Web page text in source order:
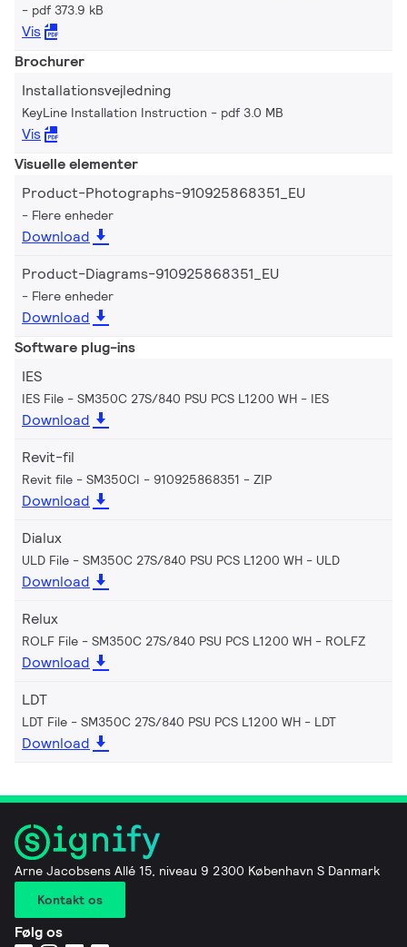
pdf 373.9 kB
Vis
Brochurer
Installationsvejledning
KeyLine Installation Instruction pdf 3.0 MB
Vis
Visuelle elementer
Product-Photographs-910925868351_EU
Flere enheder
Download
Product-Diagrams-910925868351_EU
Flere enheder
Download
Software plug-ins
IES
IES File - SM350C 27S/840 PSU PCS L1200 WH IES
Download
Revit-fil
Revit file - SM350CI - 910925868351 ZIP
Download
Dialux
ULD File - SM350C 27S/840 PSU PCS L1200 WH ULD
Download
Relux
ROLF File - SM350C 27S/840 PSU PCS L1200 WH ROLFZ
Download
LDT
LDT File - SM350C 27S/840 PSU PCS L1200 WH LDT
Download
Arne Jacobsens Allé 15, niveau 9 2300 København S Danmark
Kontakt os
Følg os